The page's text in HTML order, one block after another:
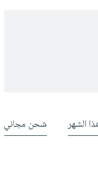
الشهر شحن مجاني